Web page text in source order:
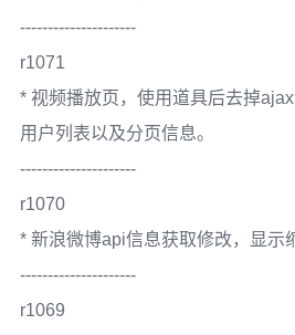
---------------------
r1071
* 视频播放页，使用道具后去掉
用户列表以及分页信息。
---------------------
r1070
* 新浪微博api信息获取修改，显示
---------------------
r1069